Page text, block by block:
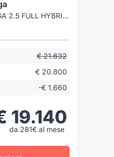
KUGA 2.5 FULL HYBRID ST-LINE X AWD 190CV CVT
€ 21.632
€ 20.800
-€ 1.660
19.140
da 281€ al mese